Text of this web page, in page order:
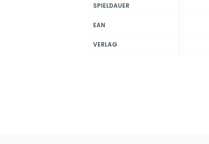
SPIELDAUER
EAN
VERLAG